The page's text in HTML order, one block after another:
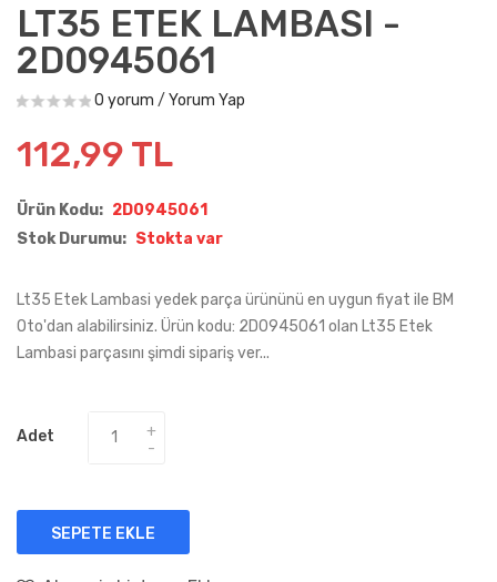
LT35 ETEK LAMBASI -
2D0945061
0 yorum / Yorum Yap
112,99 TL
Ürün Kodu: 2D0945061
Stok Durumu: Stokta var
Lt35 Etek Lambasi yedek parça ürününü en uygun fiyat ile BM
Oto'dan alabilirsiniz. Ürün kodu: 2D0945061 olan Lt35 Etek
Lambasi parçasını şimdi sipariş ver...
Adet
SEPETE EKLE